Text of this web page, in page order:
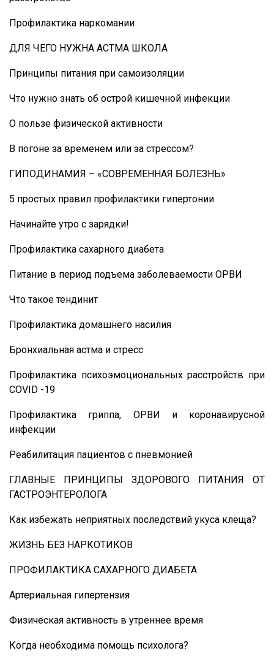
Профилактика наркомании
ДЛЯ ЧЕГО НУЖНА АСТМА ШКОЛА
Принципы питания при самоизоляции
Что нужно знать об острой кишечной инфекции
О пользе физической активности
В погоне за временем или за стрессом?
ГИПОДИНАМИЯ – «СОВРЕМЕННАЯ БОЛЕЗНЬ»
5 простых правил профилактики гипертонии
Начинайте утро с зарядки!
Профилактика сахарного диабета
Питание в период подъема заболеваемости ОРВИ
Что такое тендинит
Профилактика домашнего насилия
Бронхиальная астма и стресс
Профилактика психоэмоциональных расстройств при
COVID -19
Профилактика гриппа, ОРВИ и коронавирусной
инфекции
Реабилитация пациентов с пневмонией
ГЛАВНЫЕ ПРИНЦИПЫ ЗДОРОВОГО ПИТАНИЯ ОТ
ГАСТРОЭНТЕРОЛОГА
Как избежать неприятных последствий укуса клеща?
ЖИЗНЬ БЕЗ НАРКОТИКОВ
ПРОФИЛАКТИКА САХАРНОГО ДИАБЕТА
Артериальная гипертензия
Физическая активность в утреннее время
Когда необходима помощь психолога?